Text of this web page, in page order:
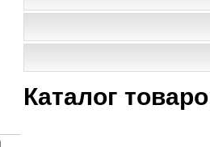
Каталог